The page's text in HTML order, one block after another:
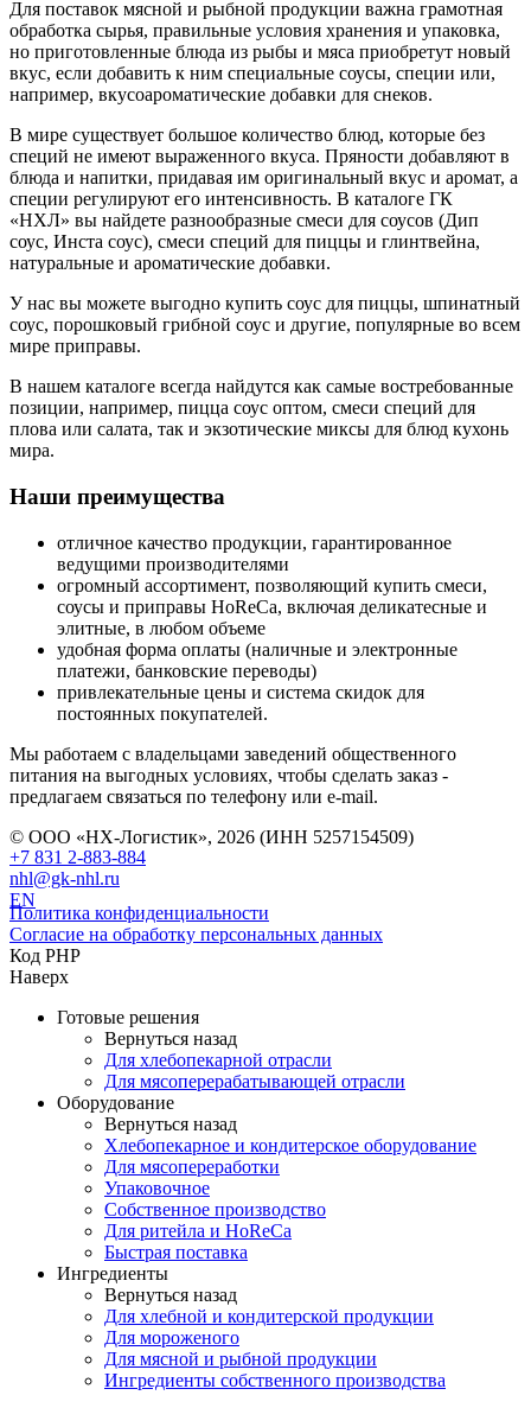
Для поставок мясной и рыбной продукции важна грамотная
обработка сырья, правильные условия хранения и упаковка,
но приготовленные блюда из рыбы и мяса приобретут новый
вкус, если добавить к ним специальные соусы, специи или,
например, вкусоароматические добавки для снеков.
В мире существует большое количество блюд, которые без
специй не имеют выраженного вкуса. Пряности добавляют в
блюда и напитки, придавая им оригинальный вкус и аромат, а
специи регулируют его интенсивность. В каталоге ГК
«НХЛ» вы найдете разнообразные смеси для соусов (Дип
соус, Инста соус), смеси специй для пиццы и глинтвейна,
натуральные и ароматические добавки.
У нас вы можете выгодно купить соус для пиццы, шпинатный
соус, порошковый грибной соус и другие, популярные во всем
мире приправы.
В нашем каталоге всегда найдутся как самые востребованные
позиции, например, пицца соус оптом, смеси специй для
плова или салата, так и экзотические миксы для блюд кухонь
мира.
Наши преимущества
отличное качество продукции, гарантированное
ведущими производителями
огромный ассортимент, позволяющий купить смеси,
соусы и приправы HoReCa, включая деликатесные и
элитные, в любом объеме
удобная форма оплаты (наличные и электронные
платежи, банковские переводы)
привлекательные цены и система скидок для
постоянных покупателей.
Мы работаем с владельцами заведений общественного
питания на выгодных условиях, чтобы сделать заказ -
предлагаем связаться по телефону или e-mail.
© ООО «НХ-Логистик», 2026 (ИНН 5257154509)
+7 831 2-883-884
nhl@gk-nhl.ru
EN
Политика конфиденциальности
Согласие на обработку персональных данных
Код PHP
Наверх
Готовые решения
Вернуться назад
Для хлебопекарной отрасли
Для мясоперерабатывающей отрасли
Оборудование
Вернуться назад
Хлебопекарное и кондитерское оборудование
Для мясопереработки
Упаковочное
Собственное производство
Для ритейла и HoReCa
Быстрая поставка
Ингредиенты
Вернуться назад
Для хлебной и кондитерской продукции
Для мороженого
Для мясной и рыбной продукции
Ингредиенты собственного производства